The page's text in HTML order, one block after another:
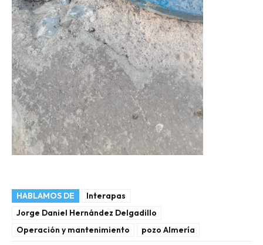
HABLAMOS DE
Interapas
Jorge Daniel Hernández Delgadillo
Operación y mantenimiento
pozo Almería